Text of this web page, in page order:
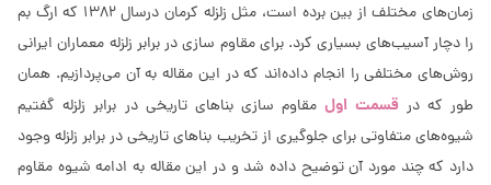
زمان‌های مختلف از بین برده است، مثل زلزله کرمان درسال 1382 که ارگ بم
را دچار آسیب‌های بسیاری کرد. برای مقاوم سازی در برابر زلزله معماران ایرانی
روش‌های مختلفی را انجام داده‌اند که در این مقاله به آن می‌پردازیم. همان
طور که در قسمت اولمقاوم سازی بناهای تاریخی در برابر زلزله گفتیم
شیوه‌های متفاوتی برای جلوگیری از تخریب بناهای تاریخی در برابر زلزله وجود
دارد که چند مورد آن توضیح داده شد و در این مقاله به ادامه شیوه مقاوم